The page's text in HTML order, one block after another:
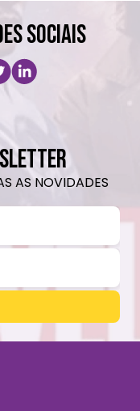
SOCIAIS
AS NOVIDADES